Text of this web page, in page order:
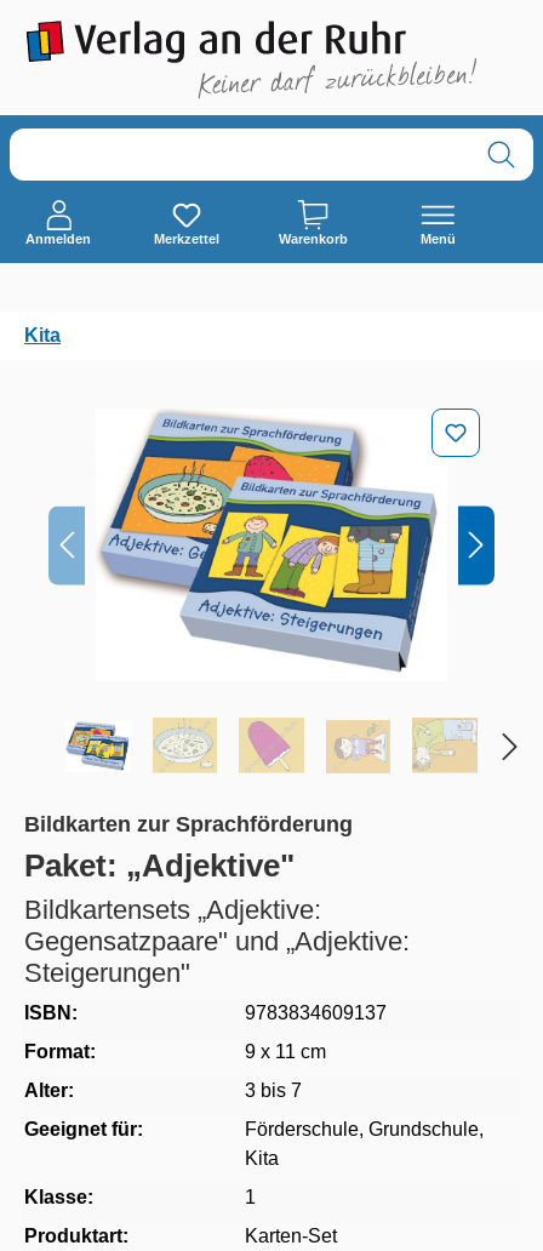
springen
Anmelden Merkzettel Warenkorb Menü
Kita
Bildergalerie überspringen
Bildkarten zur Sprachförderung
Paket: „Adjektive"
Bildkartensets „Adjektive:
Gegensatzpaare" und „Adjektive:
Steigerungen"
ISBN:
9783834609137
Format:
9 x 11 cm
Alter:
3 bis 7
Geeignet für:
Förderschule, Grundschule,
Kita
Klasse:
1
Produktart:
Karten-Set